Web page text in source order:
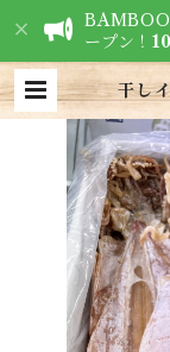
ープン！
干し